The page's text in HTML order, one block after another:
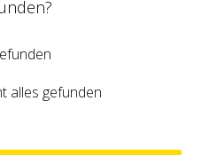
alles gefunden